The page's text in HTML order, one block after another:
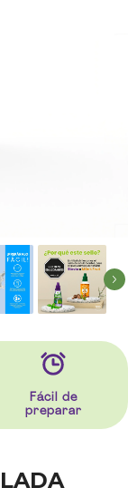
Fácil de
preparar